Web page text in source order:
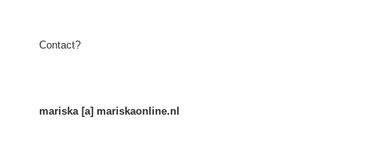
Contact?
mariska [a] mariskaonline.nl